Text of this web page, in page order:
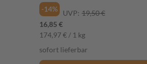
-14%
UVP: 19,50 €
16,85 €
174,97 € / 1 kg
sofort lieferbar